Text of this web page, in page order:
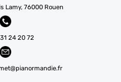
Lamy, 76000 Rouen
24 20 72